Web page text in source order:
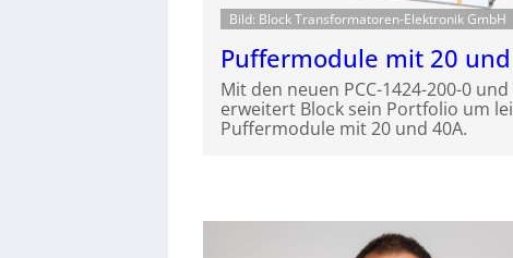
Bild: Block Transformatoren-Elektronik GmbH
Puffermodule mit 20
Mit den neuen PCC-1424-200-0 und
erweitert Block sein Portfolio um
Puffermodule mit 20 und 40A.